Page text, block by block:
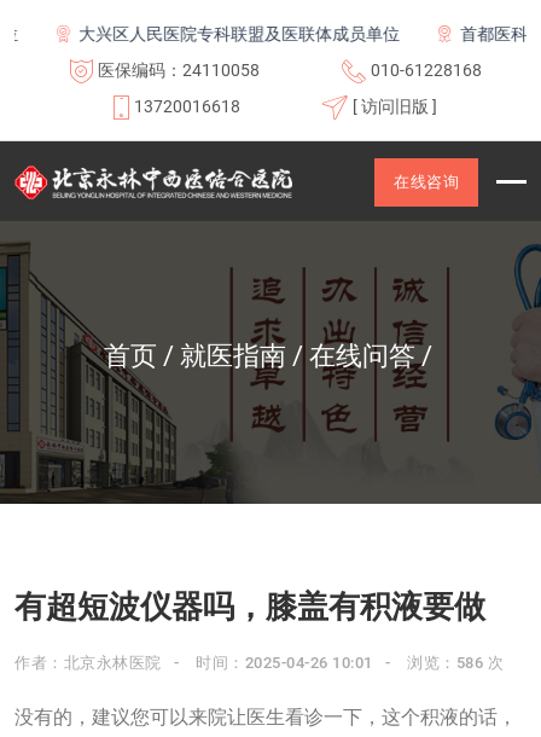
大兴区人民医院专科联盟及医联体成员单位
首都医科大
医保编码：24110058
010-61228168
13720016618
[ 访问旧版 ]
在线咨询
首页 就医指南 在线问答
有超短波仪器吗，膝盖有积液要做
作者：北京永林医院 时间：2025-04-26 10:01 浏览：586 次
没有的，建议您可以来院让医生看诊一下，这个积液的话，